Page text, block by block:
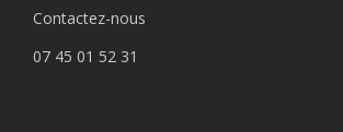
Contactez-nous
07 45 01 52 31